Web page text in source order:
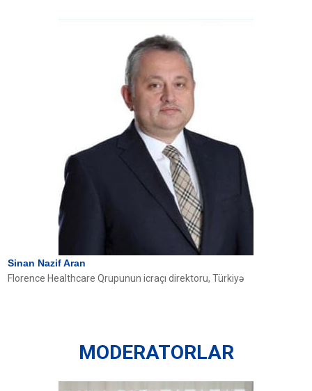
Sinan Nazif Aran
Florence Healthcare Qrupunun icraçı direktoru, Türkiyə
MODERATORLAR